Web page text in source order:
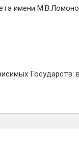
имени
Государств: